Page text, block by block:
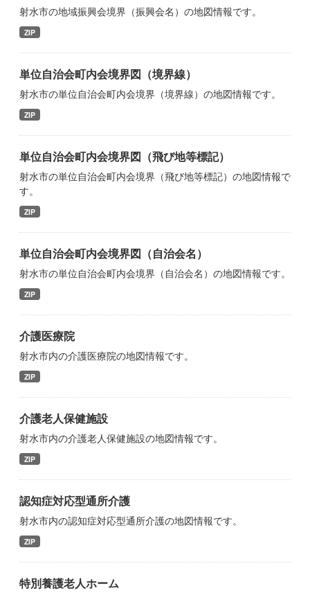
射水市の地域振興会境界（振興会名）の地図情報です。
ZIP
単位自治会町内会境界図（境界線）
射水市の単位自治会町内会境界（境界線）の地図情報です。
ZIP
単位自治会町内会境界図（飛び地等標記）
射水市の単位自治会町内会境界（飛び地等標記）の地図情報で
す。
ZIP
単位自治会町内会境界図（自治会名）
射水市の単位自治会町内会境界（自治会名）の地図情報です。
ZIP
介護医療院
射水市内の介護医療院の地図情報です。
ZIP
介護老人保健施設
射水市内の介護老人保健施設の地図情報です。
ZIP
認知症対応型通所介護
射水市内の認知症対応型通所介護の地図情報です。
ZIP
特別養護老人ホーム